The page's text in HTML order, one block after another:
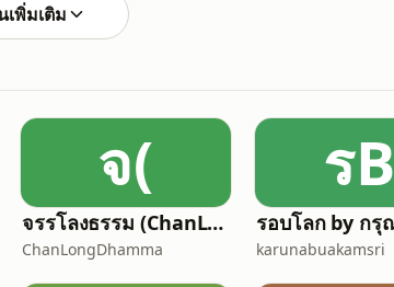
พิ่มเติม
จ(
จรรโลงธรรม (ChanLongDhamma)
ChanLongDhamma
รB
karunabuakamsri